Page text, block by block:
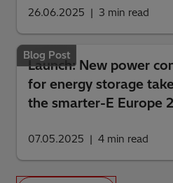
26.06.2025 3 min read
Blog Post
Launch: New power
for energy storage
the smarter-E Europe
07.05.2025 4 min read